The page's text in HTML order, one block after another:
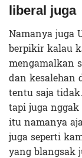
liberal juga
Namanya juga
berpikir kalau
mengamalkan
dan kesalehan
tentu saja
tapi juga
itu namanya
juga seperti
yang blangsak